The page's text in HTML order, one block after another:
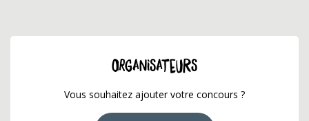
ORGANISATEURS
Vous souhaitez ajouter votre concours ?